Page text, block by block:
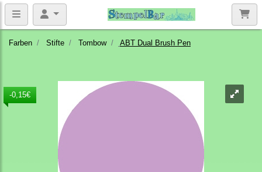
Farben Stifte Tombow ABT Dual Brush Pen
-0,15€